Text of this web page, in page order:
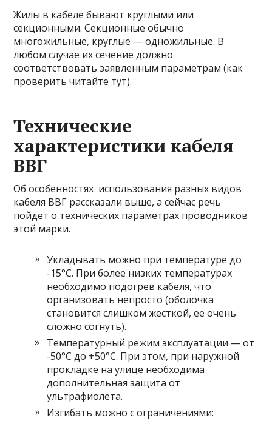
Жилы в кабеле бывают круглыми или
секционными. Секционные обычно
многожильные, круглые — одножильные. В
любом случае их сечение должно
соответствовать заявленным параметрам (как
проверить читайте тут).
Технические
характеристики кабеля
ВВГ
Об особенностях использования разных видов
кабеля ВВГ рассказали выше, а сейчас речь
пойдет о технических параметрах проводников
этой марки.
Укладывать можно при температуре до
-15°C. При более низких температурах
необходимо подогрев кабеля, что
организовать непросто (оболочка
становится слишком жесткой, ее очень
сложно согнуть).
Температурный режим эксплуатации — от
-50°C до +50°C. При этом, при наружной
прокладке на улице необходима
дополнительная защита от
ультрафиолета.
Изгибать можно с ограничениями: